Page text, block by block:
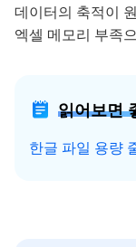
데이터의 축적이
엑셀 메모리 부족
읽어보면
한글 파일 용량